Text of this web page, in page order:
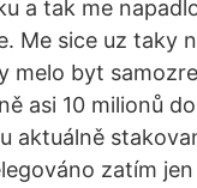
a tak me
Me sice uz taky
melo byt
asi 10 milionů
aktuálně
zatím